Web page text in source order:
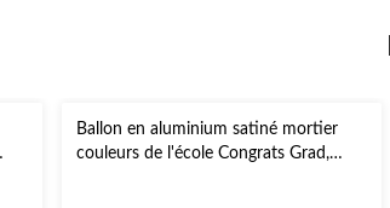
Ballon en aluminium satiné mortier
couleurs de l'école Congrats Grad,